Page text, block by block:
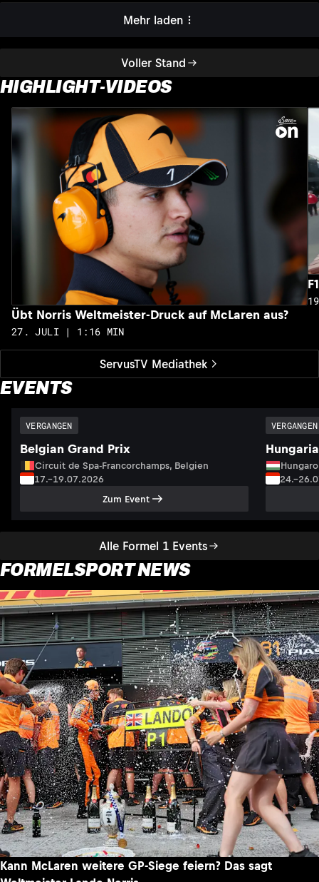
Voller Stand
Mehr laden
HIGHLIGHT-VIDEOS
ServusTV Mediathek
Übt Norris Weltmeister-Druck auf McLaren aus?
27. JULI | 1:16 MIN
EVENTS
Alle Formel 1 Events
VERGANGEN
Belgian Grand Prix
Circuit de Spa-Francorchamps, Belgien
17.–19.07.2026
Zum Event
VERGANGEN
FORMELSPORT NEWS
Kann McLaren weitere GP-Siege feiern? Das sagt